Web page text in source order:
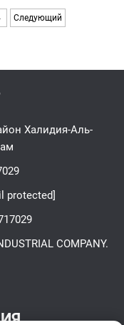
может
Следующий
Халидия-Аль-
protected]
COMPANY.